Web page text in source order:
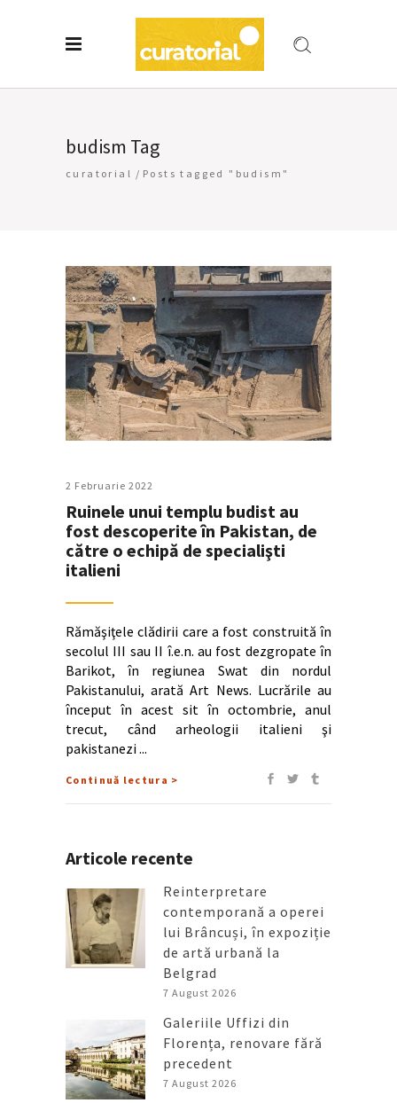
budism Tag
curatorial / Posts tagged "budism"
2 Februarie 2022
Ruinele unui templu budist au
fost descoperite în Pakistan, de
către o echipă de specialişti
italieni
Rămăşiţele clădirii care a fost construită în
secolul III sau II î.e.n. au fost dezgropate în
Barikot, în regiunea Swat din nordul
Pakistanului, arată Art News. Lucrările au
început în acest sit în octombrie, anul
trecut, când arheologii italieni şi
pakistanezi
Continuă lectura >
Articole recente
Reinterpretare
contemporană a operei
lui Brâncuși, în expoziție
de artă urbană la
Belgrad
7 August 2026
Galeriile Uffizi din
Florența, renovare fără
precedent
7 August 2026